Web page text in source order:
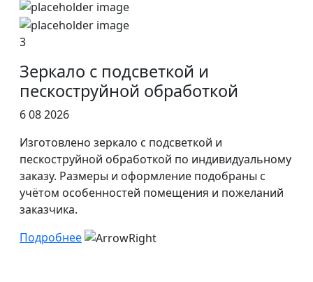
3
Зеркало с подсветкой и
пескоструйной обработкой
6 08 2026
Изготовлено зеркало с подсветкой и
пескоструйной обработкой по индивидуальному
заказу. Размеры и оформление подобраны с
учётом особенностей помещения и пожеланий
заказчика.
Подробнее